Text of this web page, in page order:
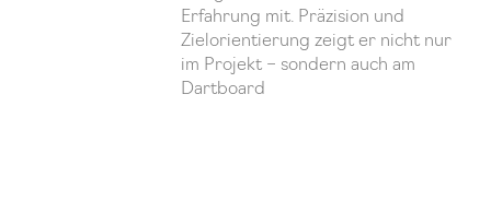
Erfahrung mit. Präzision und
Zielorientierung zeigt er nicht nur
im Projekt – sondern auch am
Dartboard